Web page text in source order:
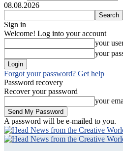
08.08.2026
Sign in
Welcome! Log into your account
your
your
Forgot your password? Get help
Password recovery
Recover your password
your
A password will be e-mailed to you.